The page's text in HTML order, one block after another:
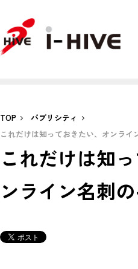
TOP
パブリシティ
これだけは知っておきたい、オンライ
これだけは知
ンライン名刺